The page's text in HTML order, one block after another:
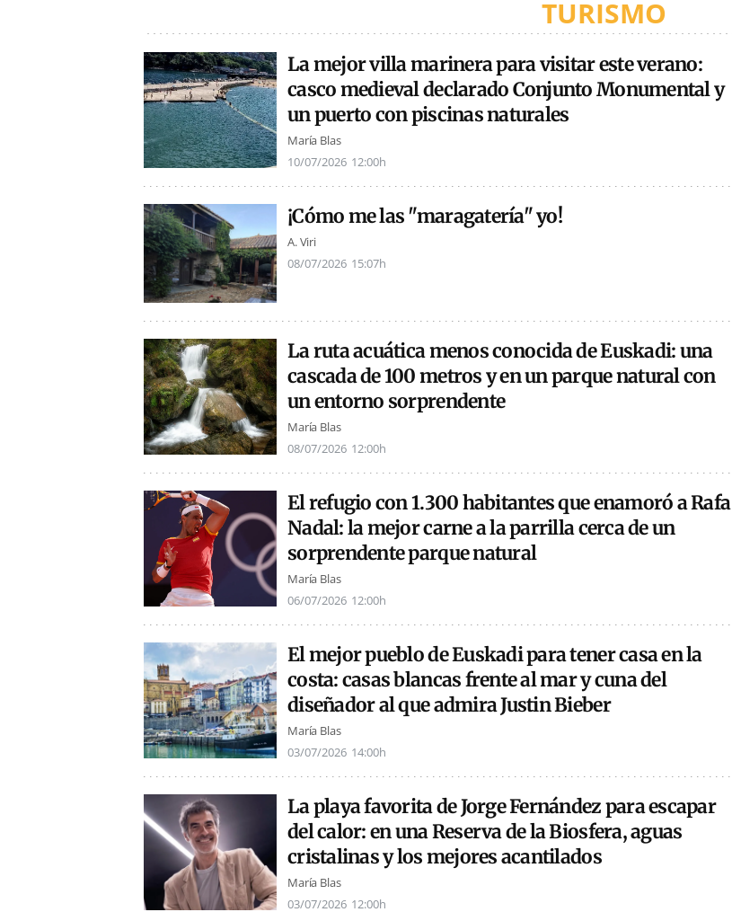
TURISMO
La mejor villa marinera para visitar este verano:
casco medieval declarado Conjunto Monumental y
un puerto con piscinas naturales
María Blas
10/07/2026 12:00h
¡Cómo me las "maragatería" yo!
A. Viri
08/07/2026 15:07h
La ruta acuática menos conocida de Euskadi: una
cascada de 100 metros y en un parque natural con
un entorno sorprendente
María Blas
08/07/2026 12:00h
El refugio con 1.300 habitantes que enamoró a Rafa
Nadal: la mejor carne a la parrilla cerca de un
sorprendente parque natural
María Blas
06/07/2026 12:00h
El mejor pueblo de Euskadi para tener casa en la
costa: casas blancas frente al mar y cuna del
diseñador al que admira Justin Bieber
María Blas
03/07/2026 14:00h
La playa favorita de Jorge Fernández para escapar
del calor: en una Reserva de la Biosfera, aguas
cristalinas y los mejores acantilados
María Blas
03/07/2026 12:00h